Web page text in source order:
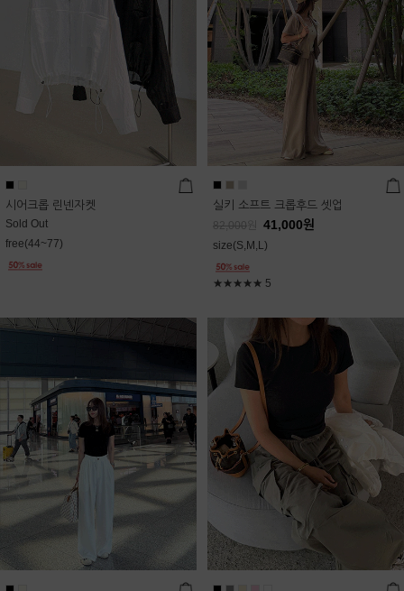
시어크롭 린넨자켓
Sold Out
free(44~77)
실키 소프트 크롭후드 셋업
82,000 41,000원
size(S,M,L)
★★★★★ 5